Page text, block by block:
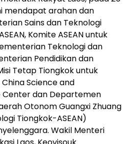
mendapat arahan dan
Sains dan Teknologi
Komite ASEAN untuk
Teknologi dan
Pendidikan dan
Tetap Tiongkok untuk
China Science and
Center dan Departemen
Otonom Guangxi Zhuang
Tiongkok-ASEAN)
Wakil Menteri